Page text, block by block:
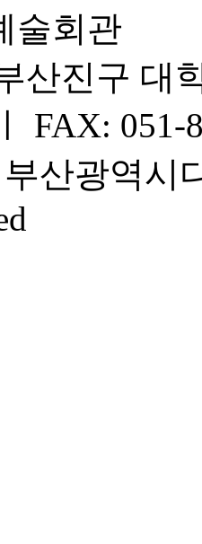
술회관
산진구 대
FAX: 051-
산광역시